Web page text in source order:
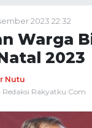
2023 22:32
Warga
2023
Nutu
Redaksi Rakyatku.Com